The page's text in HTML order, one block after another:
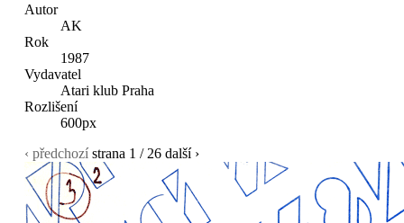
Autor
AK
Rok
1987
Vydavatel
Atari klub Praha
Rozlišení
600px
‹ předchozí strana 1 / 26 další ›